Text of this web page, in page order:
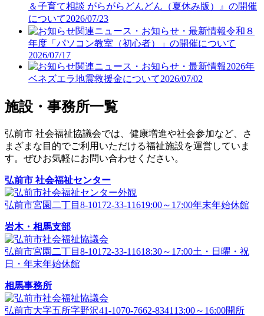
＆子育て相談 がらがらどんどん（夏休み版）』の開催
について2026/07/23
令和８
年度「パソコン教室（初心者）」の開催について
2026/07/17
2026年
ベネズエラ地震救援金について2026/07/02
施設・事務所一覧
弘前市 社会福祉協議会では、健康増進や社会参加など、さ
まざまな目的でご利用いただける福祉施設を運営していま
す。ぜひお気軽にお問い合わせください。
弘前市 社会福祉センター
弘前市宮園二丁目8-10172-33-11619:00～17:00年末年始休館
岩木・相馬支部
弘前市宮園二丁目8-10172-33-11618:30～17:00土・日曜・祝
日・年末年始休館
相馬事務所
弘前市大字五所字野沢41-1070-7662-8341 13:00～16:00開所